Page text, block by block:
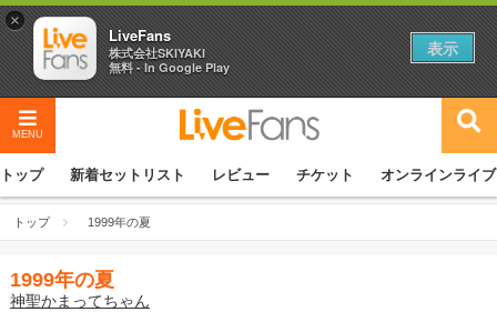
MENU
トップ 新着セットリスト レビュー チケット オンラインライブ
トップ 1999年の夏
1999年の夏
神聖かまってちゃん
×
LiveFans
株式会社SKIYAKI
無料 - In Google Play
表示